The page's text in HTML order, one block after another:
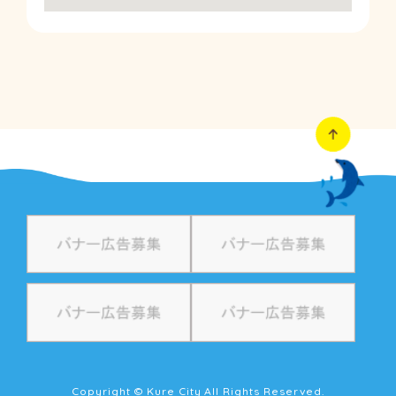
Copyright © Kure City All Rights Reserved.